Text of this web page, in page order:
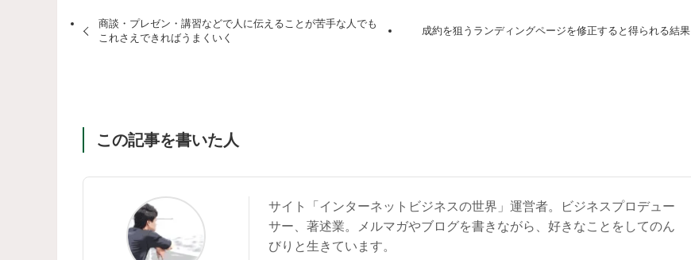
商談・プレゼン・講習などで人に伝えることが苦手な人でも
これさえできればうまくいく
成約を狙うランディングページを修正すると得られる結果
この記事を書いた人
サイト「インターネットビジネスの世界」運営者。ビジネスプロデュー
サー、著述業。メルマガやブログを書きながら、好きなことをしてのん
びりと生きています。